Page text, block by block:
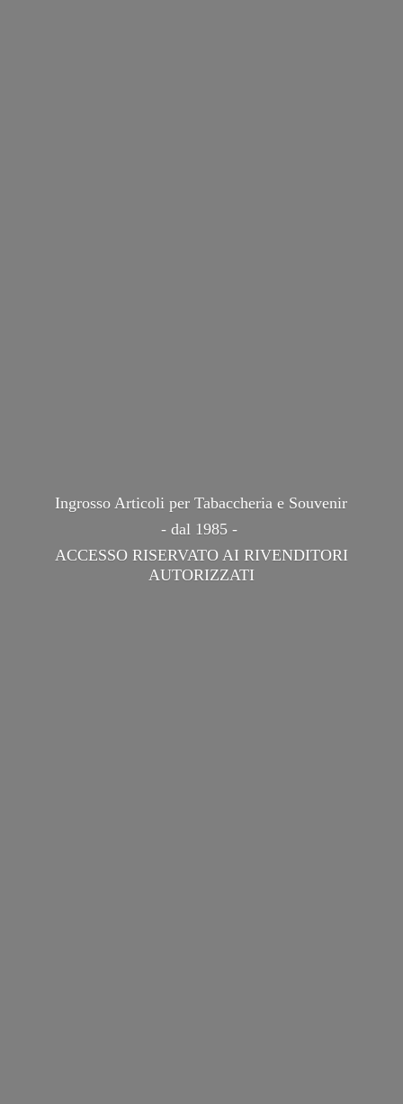
Ingrosso Articoli per Tabaccheria e Souvenir
- dal 1985 -
ACCESSO RISERVATO AI RIVENDITORI
AUTORIZZATI